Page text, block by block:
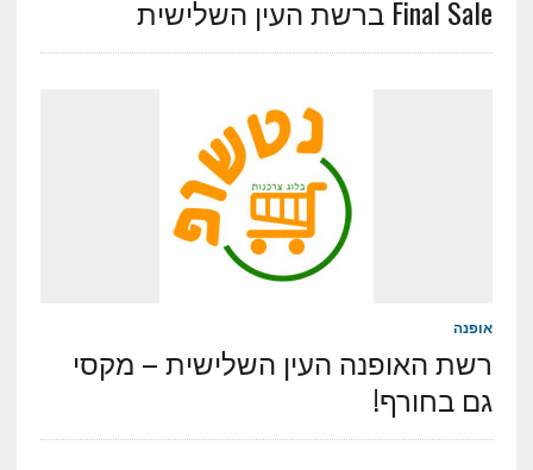
Final Sale ברשת העין השלישית
אופנה
רשת האופנה העין השלישית – מקסי
גם בחורף!